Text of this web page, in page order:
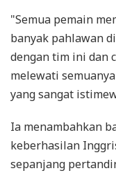
"Semua pemain
banyak pahlawan
dengan tim ini dan
melewati
yang sangat
Ia menambahkan
keberhasilan
sepanjang